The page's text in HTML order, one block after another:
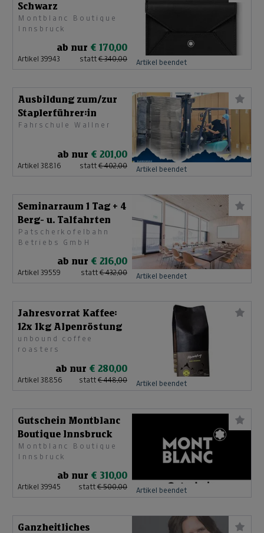
Schwarz
Montblanc Boutique
Innsbruck
ab nur € 170,00
Artikel 39943 statt € 340,00 Artikel beendet
Ausbildung zum/zur
Staplerführer:in
Fahrschule Wallner
ab nur € 201,00
Artikel 38816 statt € 402,00 Artikel beendet
Seminarraum 1 Tag + 4
Berg- u. Talfahrten
Patscherkofelbahn
Betriebs GmbH
ab nur € 216,00
Artikel 39559 statt € 432,00 Artikel beendet
Jahresvorrat Kaffee:
12x 1kg Alpenröstung
unbound coffee
roasters
ab nur € 280,00
Artikel 38856 statt € 448,00 Artikel beendet
Gutschein Montblanc
Boutique Innsbruck
Montblanc Boutique
Innsbruck
ab nur € 310,00
Artikel 39945 statt € 500,00 Artikel beendet
Ganzheitliches